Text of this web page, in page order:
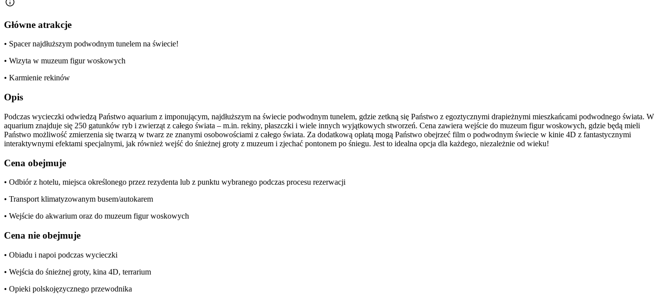
Główne atrakcje
• Spacer najdłuższym podwodnym tunelem na świecie!
• Wizyta w muzeum figur woskowych
• Karmienie rekinów
Opis
Podczas wycieczki odwiedzą Państwo aquarium z imponującym, najdłuższym na świecie podwodnym tunelem, gdzie zetkną się Państwo z egoztycznymi drapieżnymi mieszkańcami podwodnego świata. W
aquarium znajduje się 250 gatunków ryb i zwierząt z całego świata – m.in. rekiny, płaszczki i wiele innych wyjątkowych stworzeń. Cena zawiera wejście do muzeum figur woskowych, gdzie będą mieli
Państwo możliwość zmierzenia się twarzą w twarz ze znanymi osobowościami z całego świata. Za dodatkową opłatą mogą Państwo obejrzeć film o podwodnym świecie w kinie 4D z fantastycznymi
interaktywnymi efektami specjalnymi, jak również wejść do śnieżnej groty z muzeum i zjechać pontonem po śniegu. Jest to idealna opcja dla każdego, niezależnie od wieku!
Cena obejmuje
• Odbiór z hotelu, miejsca określonego przez rezydenta lub z punktu wybranego podczas procesu rezerwacji
• Transport klimatyzowanym busem/autokarem
• Wejście do akwarium oraz do muzeum figur woskowych
Cena nie obejmuje
• Obiadu i napoi podczas wycieczki
• Wejścia do śnieżnej groty, kina 4D, terrarium
• Opieki polskojęzycznego przewodnika